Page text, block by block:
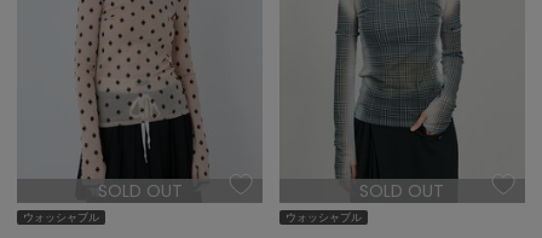
SOLD OUT
ウォッシャブル
SOLD OUT
ウォッシャブル